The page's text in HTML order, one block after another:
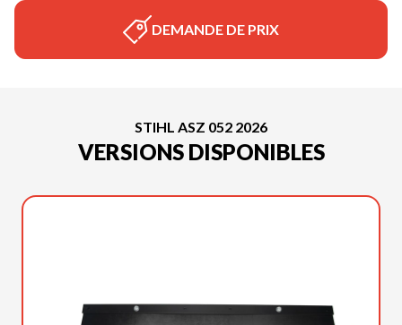
DEMANDE DE PRIX
STIHL ASZ 052 2026
VERSIONS DISPONIBLES